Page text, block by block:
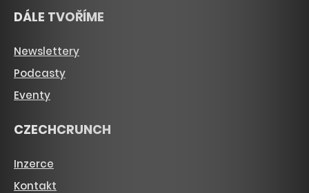
DÁLE TVOŘÍME
Newslettery
Podcasty
Eventy
CZECHCRUNCH
Inzerce
Kontakt